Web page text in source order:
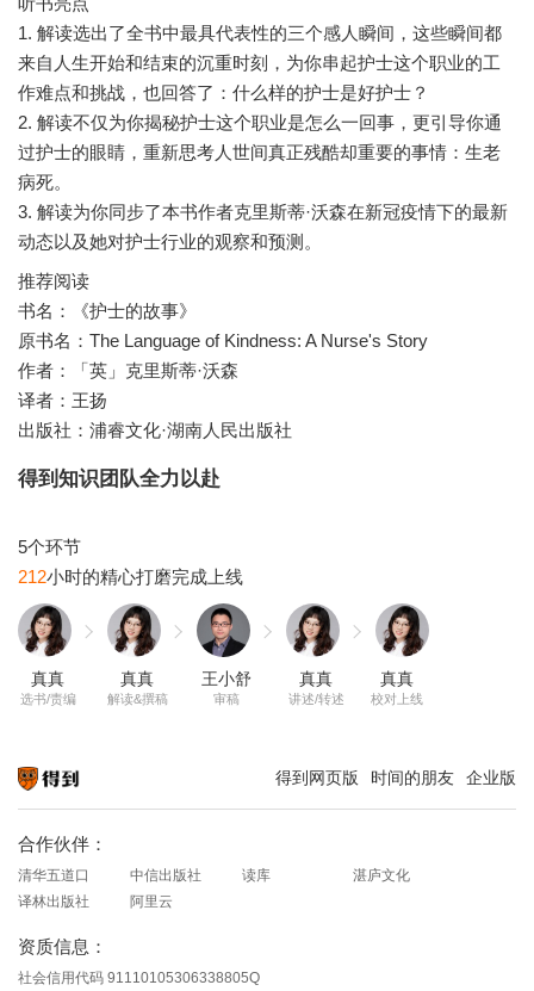
1. 解读选出了全书中最具代表性的三个感人瞬间，这些瞬间都
来自人生开始和结束的沉重时刻，为你串起护士这个职业的工
作难点和挑战，也回答了：什么样的护士是好护士？
2. 解读不仅为你揭秘护士这个职业是怎么一回事，更引导你通
过护士的眼睛，重新思考人世间真正残酷却重要的事情：生老
病死。
3. 解读为你同步了本书作者克里斯蒂·沃森在新冠疫情下的最新
推荐阅读
书名：《护士的故事》
原书名：The Language of Kindness: A Nurse's Story
作者：「英」克里斯蒂·沃森
译者：王扬
出版社：浦睿文化·湖南人民出版社
得到知识团队全力以赴
212
真真
选书/责编
真真
解读&撰稿
王小舒
审稿
真真
讲述/转述
真真
校对上线
得到网页版 时间的朋友 企业版
合作伙伴：
清华五道口 中信出版社 读库
湛庐文化
译林出版社
阿里云
资质信息：
社会信用代码 91110105306338805Q